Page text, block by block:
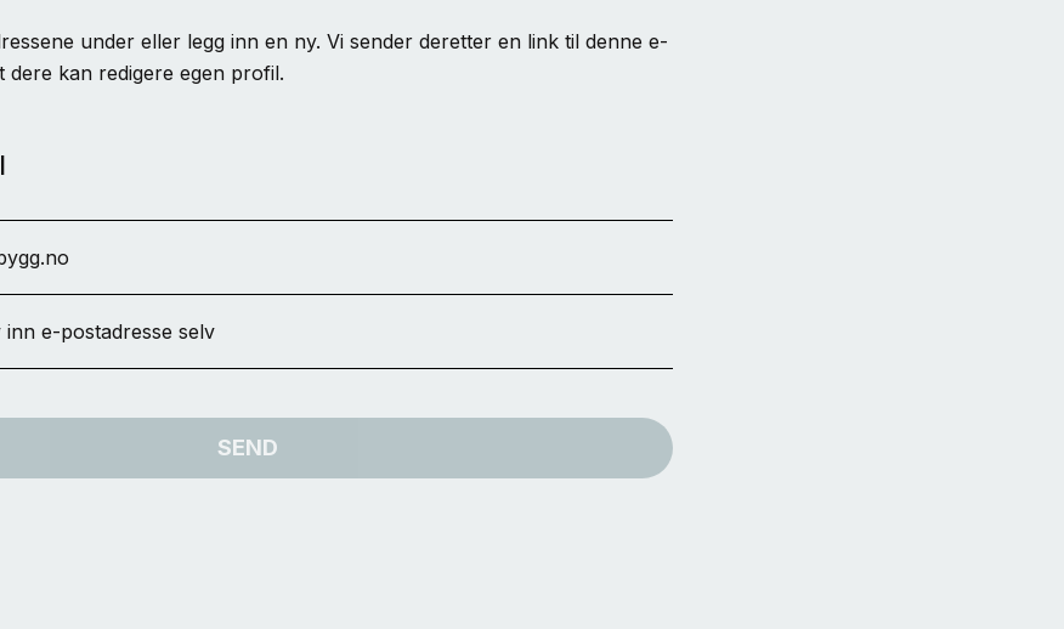
under eller legg inn en ny. Vi sender deretter en link til denne e-
dere kan redigere egen profil.
e-postadresse selv
SEND